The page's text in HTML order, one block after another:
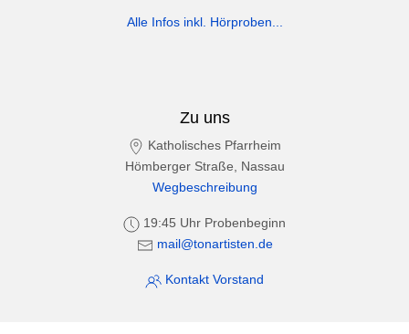
Alle Infos inkl. Hörproben...
Zu uns
Katholisches Pfarrheim
Hömberger Straße, Nassau
Wegbeschreibung
19:45 Uhr Probenbeginn
mail@tonartisten.de
Kontakt Vorstand